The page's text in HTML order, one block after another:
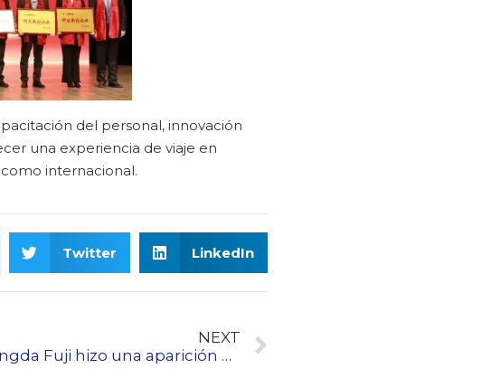
del personal, innovación
una experiencia de viaje en
internacional.
Twitter LinkedIn
NEXT
El ascensor Hengda Fuji hizo una aparición maravillosa en la Exposición internacional de ascensores de Alemania Interlift 2023